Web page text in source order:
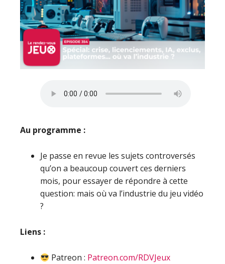
Au programme :
Je passe en revue les sujets controversés
qu’on a beaucoup couvert ces derniers
mois, pour essayer de répondre à cette
question: mais où va l’industrie du jeu vidéo
?
Liens :
Patreon : Patreon.com/RDVJeux